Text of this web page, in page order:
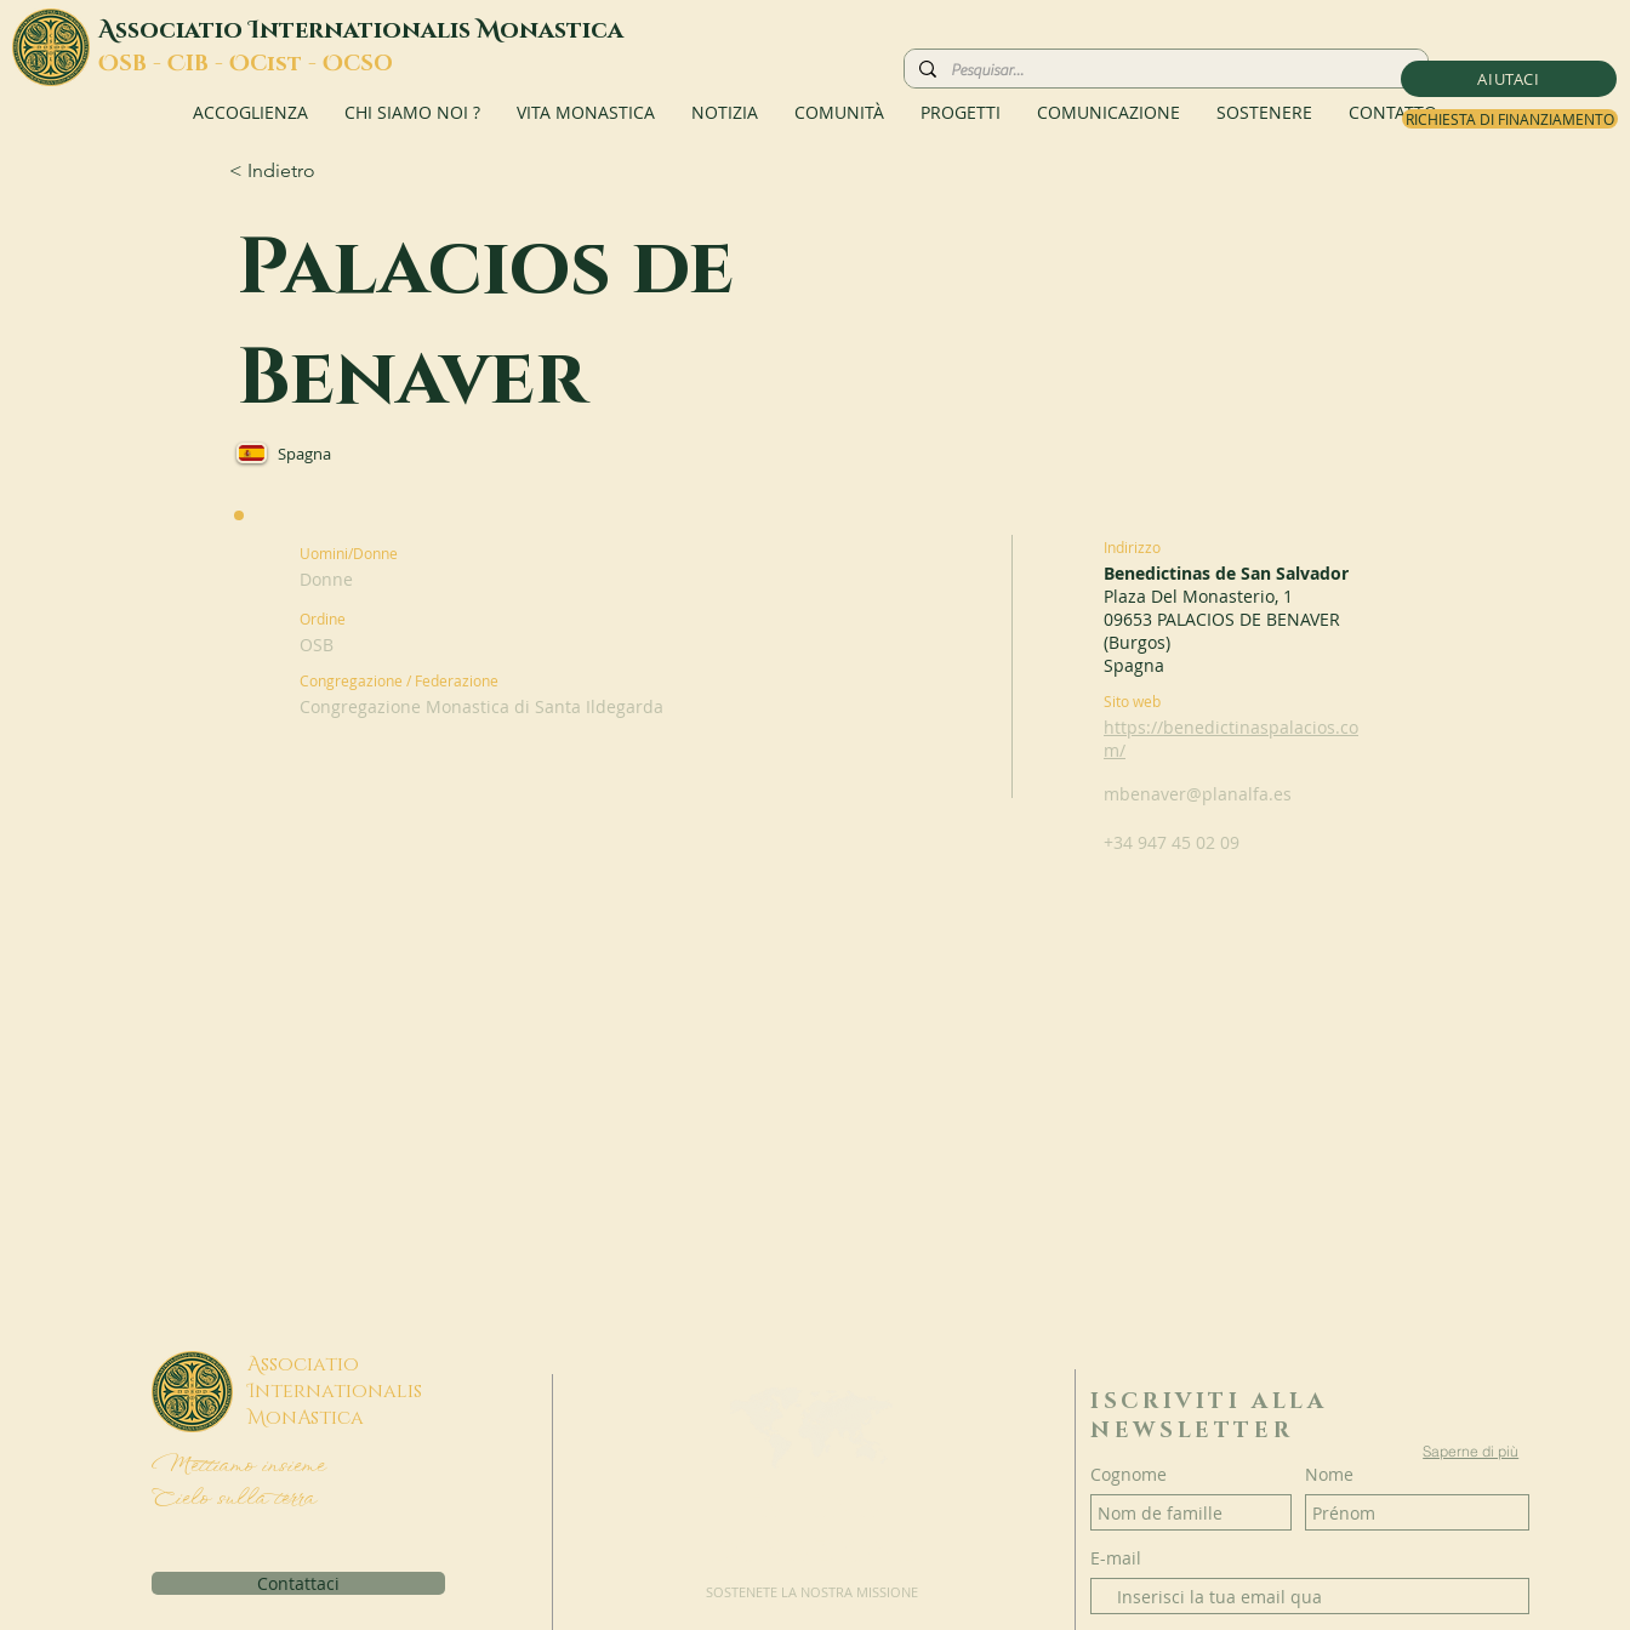
AIUTACI
RICHIESTA DI FINANZIAMENTO
AssociatioInternationalisMonastica
OSB - CIB - OCist - OCSO
ACCOGLIENZA CHI SIAMO NOI ? VITA MONASTICA NOTIZIA COMUNITÀ PROGETTI COMUNICAZIONE SOSTENERE CONTATTO
< Indietro
Palacios de
Benaver
Spagna
Uomini/Donne
Donne
Ordine
OSB
Congregazione / Federazione
Congregazione Monastica di Santa Ildegarda
Indirizzo
Benedictinas de San Salvador
Plaza Del Monasterio, 1
09653 PALACIOS DE BENAVER
(Burgos)
Spagna
Sito web
https://benedictinaspalacios.co
m/
mbenaver@planalfa.es
+34 947 45 02 09
Associatio
Internationalis
MonAstica
Mettiamo insieme
Cielo sulla terra
Contattaci SOSTENETE LA NOSTRA MISSIONE
ISCRIVITI ALLA
NEWSLETTER
Saperne di più
Cognome Nome
E-mail